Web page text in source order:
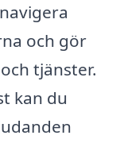
och gör
tjänster.
kan du